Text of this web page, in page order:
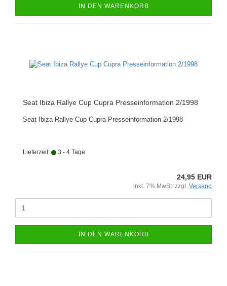
IN DEN WARENKORB
Seat Ibiza Rallye Cup Cupra Presseinformation 2/1998
Seat Ibiza Rallye Cup Cupra Presseinformation 2/1998
Lieferzeit: 3 - 4 Tage
24,95 EUR
inkl. 7% MwSt. zzgl. Versand
IN DEN WARENKORB